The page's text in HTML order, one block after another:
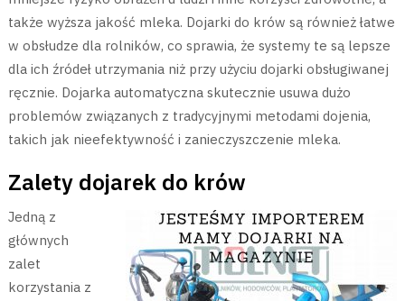
także wyższa jakość mleka. Dojarki do krów są również łatwe
w obsłudze dla rolników, co sprawia, że systemy te są lepsze
dla ich źródeł utrzymania niż przy użyciu dojarki obsługiwanej
ręcznie. Dojarka automatyczna skutecznie usuwa dużo
problemów związanych z tradycyjnymi metodami dojenia,
takich jak nieefektywność i zanieczyszczenie mleka.
Zalety dojarek do krów
Jedną z
głównych
zalet
korzystania z